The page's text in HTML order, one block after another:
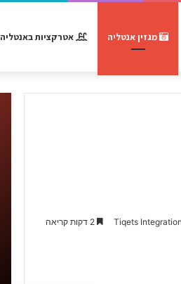
מגזין אנטליה אטרקציות באנטליה
Tiqets